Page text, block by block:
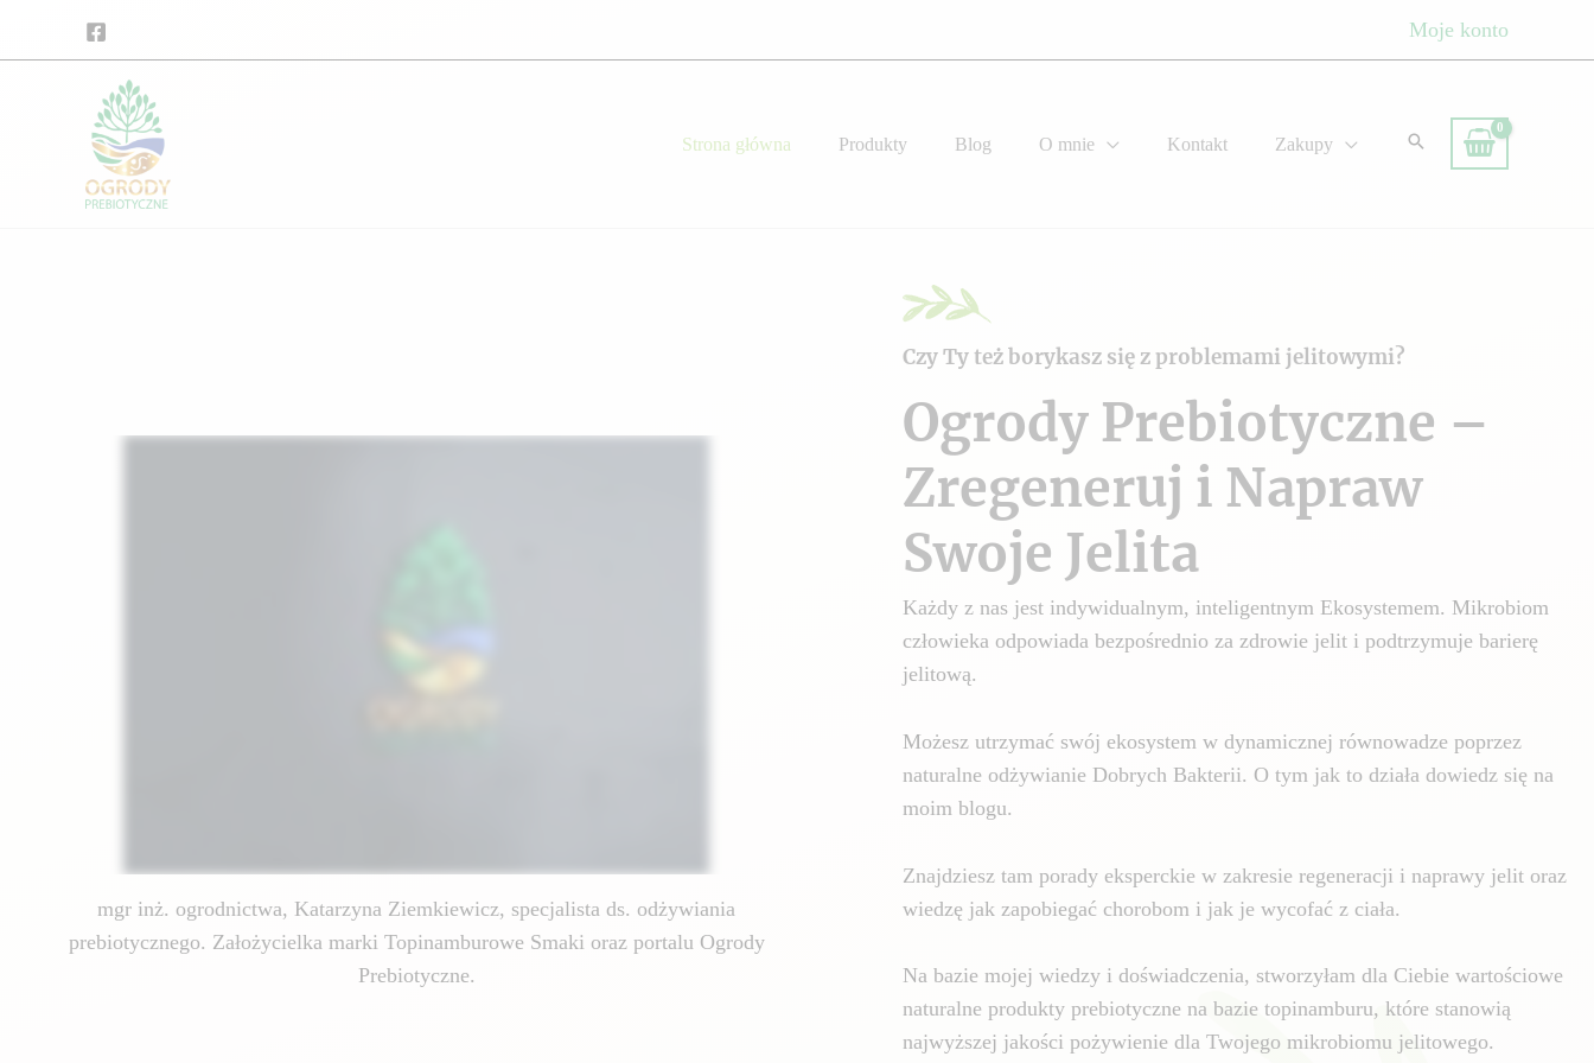
Moje konto
Strona główna Produkty Blog O mnie Kontakt Zakupy
mgr inż. ogrodnictwa, Katarzyna Ziemkiewicz, specjalista ds. odżywiania
prebiotycznego. Założycielka marki Topinamburowe Smaki oraz portalu Ogrody
Prebiotyczne.
Czy Ty też borykasz się z problemami jelitowymi?
Ogrody Prebiotyczne –
Zregeneruj i Napraw
Swoje Jelita
Każdy z nas jest indywidualnym, inteligentnym Ekosystemem. Mikrobiom
człowieka odpowiada bezpośrednio za zdrowie jelit i podtrzymuje barierę
jelitową.
Możesz utrzymać swój ekosystem w dynamicznej równowadze poprzez
naturalne odżywianie Dobrych Bakterii. O tym jak to działa dowiedz się na
moim blogu.
Znajdziesz tam porady eksperckie w zakresie regeneracji i naprawy jelit oraz
wiedzę jak zapobiegać chorobom i jak je wycofać z ciała.
Na bazie mojej wiedzy i doświadczenia, stworzyłam dla Ciebie wartościowe
naturalne produkty prebiotyczne na bazie topinamburu, które stanowią
najwyższej jakości pożywienie dla Twojego mikrobiomu jelitowego.